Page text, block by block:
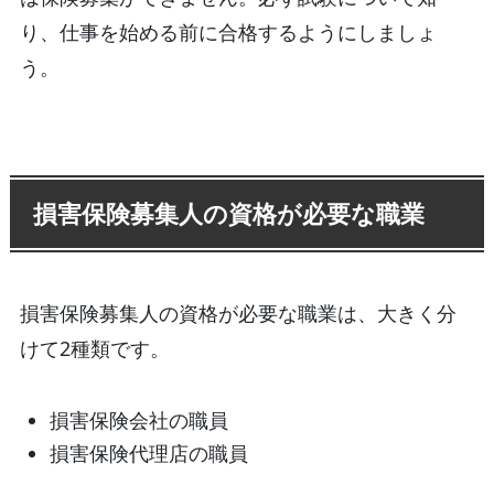
り、仕事を始める前に合格するようにしましょ
う。
損害保険募集人の資格が必要な職業
損害保険募集人の資格が必要な職業は、大きく分
けて2種類です。
損害保険会社の職員
損害保険代理店の職員